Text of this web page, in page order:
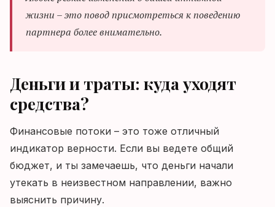
жизни – это повод присмотреться к поведению
партнера более внимательно.
Деньги и траты: куда уходят
средства?
Финансовые потоки – это тоже отличный
индикатор верности. Если вы ведете общий
бюджет, и ты замечаешь, что деньги начали
утекать в неизвестном направлении, важно
выяснить причину.